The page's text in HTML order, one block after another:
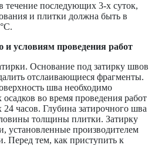
течение последующих 3-х суток,
и плитки должна быть в
и условиям проведения работ
Основание под затирку швов
отслаивающиеся фрагменты.
шва необходимо
во время проведения работ
часов. Глубина затирочного шва
толщины плитки. Затирку
установленные производителем
Перед тем, как приступить к